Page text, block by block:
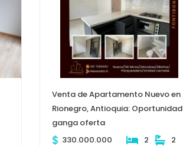
Venta de Apartamento Nuevo en
Rionegro, Antioquia: Oportunidad
ganga oferta
$ 330.000.000 2
2